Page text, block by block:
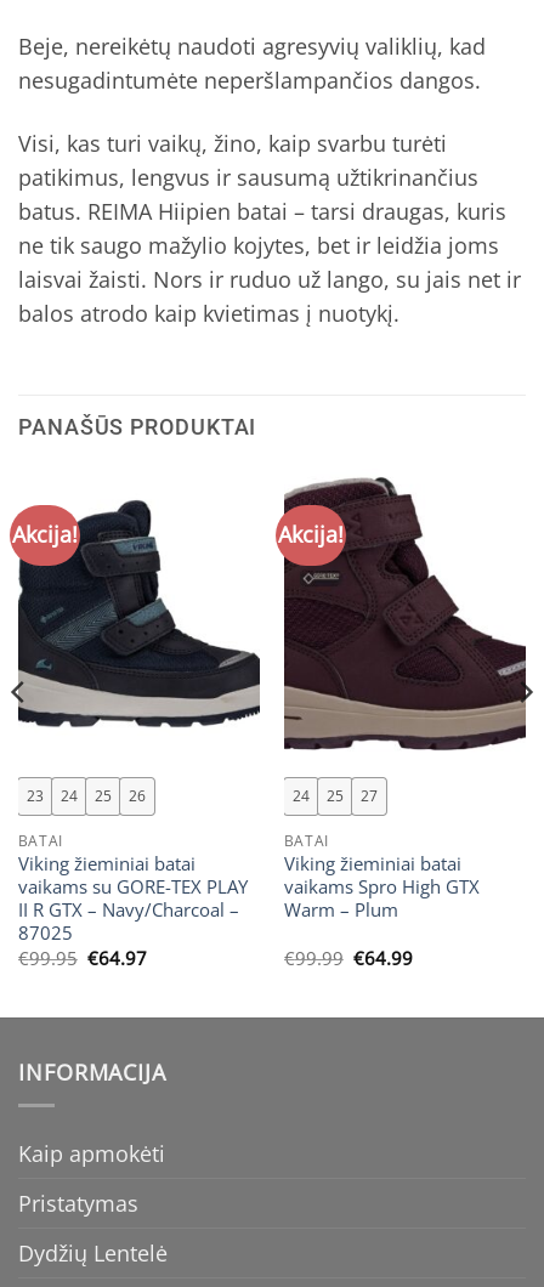
Beje, nereikėtų naudoti agresyvių valiklių, kad
nesugadintumėte neperšlampančios dangos.
Visi, kas turi vaikų, žino, kaip svarbu turėti
patikimus, lengvus ir sausumą užtikrinančius
batus. REIMA Hiipien batai – tarsi draugas, kuris
ne tik saugo mažylio kojytes, bet ir leidžia joms
laisvai žaisti. Nors ir ruduo už lango, su jais net ir
balos atrodo kaip kvietimas į nuotykį.
PANAŠŪS PRODUKTAI
Akcija!
23 24 25 26
BATAI
Viking žieminiai batai
vaikams su GORE-TEX PLAY
II R GTX – Navy/Charcoal –
87025
€99.95 Original
€99.95.
€64.97Current
€64.97.
Akcija!
24 25 27
BATAI
Viking žieminiai batai
vaikams Spro High GTX
Warm – Plum
€99.99 Original
€99.99.
€64.99Current
€64.99.
INFORMACIJA
Kaip apmokėti
Pristatymas
Dydžių Lentelė